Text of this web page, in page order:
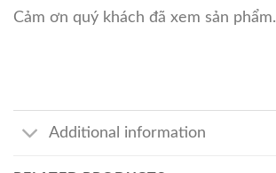
Cảm ơn quý khách đã xem sản phẩm.
Additional information